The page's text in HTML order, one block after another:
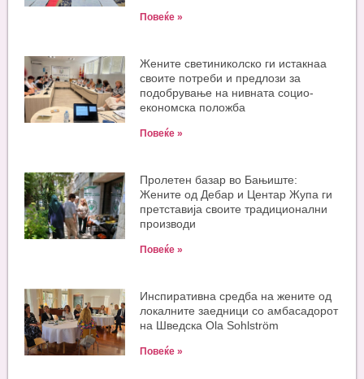
Повеќе »
Жените светиниколско ги истакнаа
своите потреби и предлози за
подобрување на нивната социо-
економска положба
Повеќе »
Пролетен базар во Бањиште:
Жените од Дебар и Центар Жупа ги
претставија своите традиционални
производи
Повеќе »
Инспиративна средба на жените од
локалните заедници со амбасадорот
на Шведска Ola Sohlström
Повеќе »